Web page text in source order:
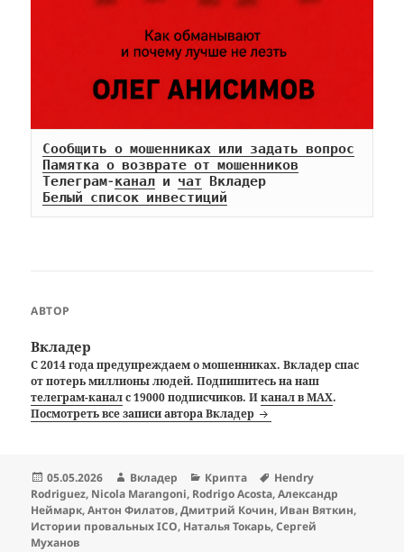
Сообщить о мошенниках или задать вопрос
Памятка о возврате от мошенников
Телеграм-канал и чат
Белый список инвестиций
АВТОР
Вкладер
С 2014 года предупреждаем о мошенниках. Вкладер спас
от потерь миллионы людей. Подпишитесь на наш
телеграм-каналс 19000 подписчиков. Иканал в MAX.
Посмотреть все записи автора Вкладер
Опубликовано
05.05.2026 Автор
Вкладер Рубрики
Крипта Метки
Hendry
Rodriguez, Nicola Marangoni, Rodrigo Acosta,Александр
Неймарк,Антон Филатов,Дмитрий Кочин, Иван Вяткин,
Истории провальных ICO, Наталья Токарь,Сергей
Муханов